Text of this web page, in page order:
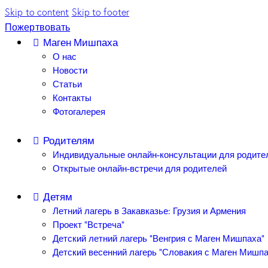
Skip to content Skip to footer
Пожертвовать
Маген Мишпаха
О нас
Новости
Статьи
Контакты
Фотогалерея
Родителям
Индивидуальные онлайн-консультации для
Открытые онлайн-встречи для родителей
Детям
Летний лагерь в Закавказье: Грузия и Армения
Проект “Встреча”
Детский летний лагерь “Венгрия с Маген Мишпаха”
Детский весенний лагерь “Словакия с Маген